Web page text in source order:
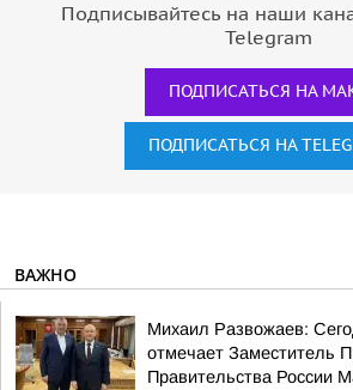
Подписывайтесь на наши
Telegram
ПОДПИСАТЬСЯ НА
ПОДПИСАТЬСЯ НА
ВАЖНО
Михаил Развожаев:
отмечает Заместитель
Правительства России